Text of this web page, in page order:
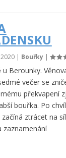
| Bouřky|
Berounky.
večer se
překvapení
bouřka. Po
ztrácet na
zaznamenání